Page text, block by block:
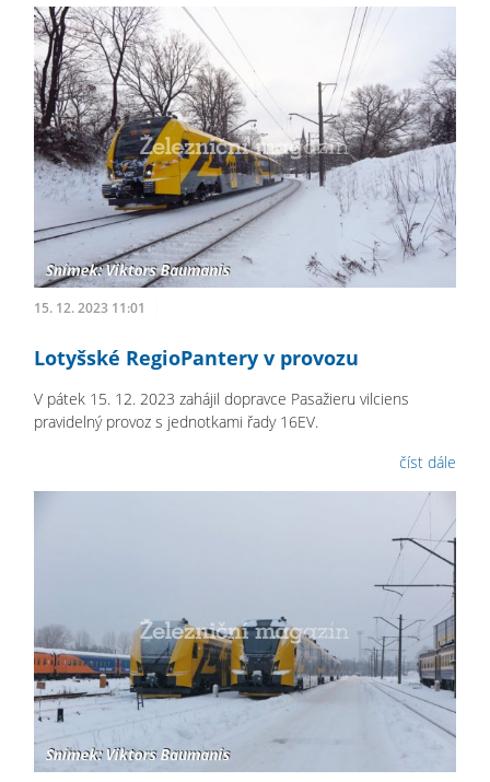
15. 12. 2023 11:01
Lotyšské RegioPantery v provozu
V pátek 15. 12. 2023 zahájil dopravce Pasažieru vilciens
pravidelný provoz s jednotkami řady 16EV.
číst dále